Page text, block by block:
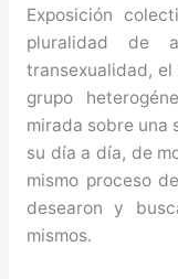
Exposición
pluralidad de
transexualidad,
grupo
mirada sobre una
su día a día, de
mismo proceso
desearon y
mismos.